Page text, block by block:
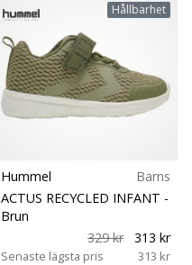
Hållbarhet
Hummel
Barns
ACTUS RECYCLED INFANT -
Brun
329 kr
313 kr
Senaste lägsta pris 313 kr